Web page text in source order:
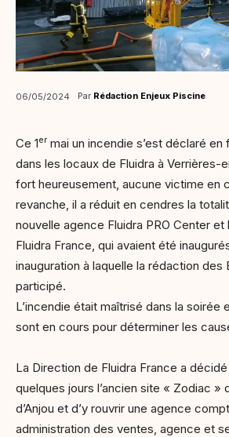
06/05/2024 Par Rédaction Enjeux Piscine
Ce 1ermai un incendie s’est déclaré en
dans les locaux de Fluidra à Verrières-
fort heureusement, aucune victime en
revanche, il a réduit en cendres la
nouvelle agence Fluidra PRO Center
Fluidra France, qui avaient été
inauguration à laquelle la rédaction des
participé.
L’incendie était maîtrisé dans la soirée
sont en cours pour déterminer les
La Direction de Fluidra France a
quelques jours l’ancien site « Zodiac »
d’Anjou et d’y rouvrir une agence
administration des ventes, agence et